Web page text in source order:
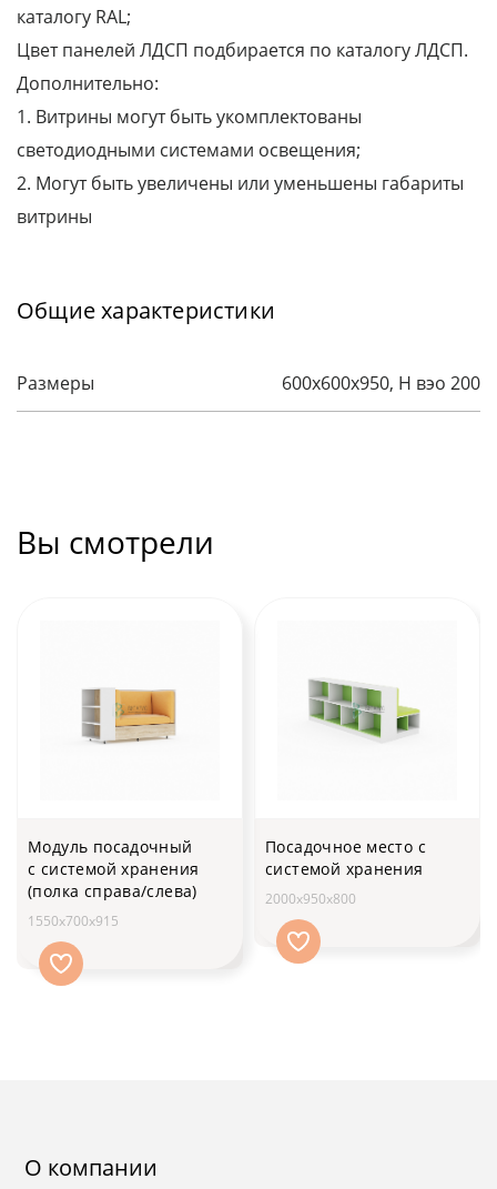
каталогу RAL;
Цвет панелей ЛДСП подбирается по каталогу ЛДСП.
Дополнительно:
1. Витрины могут быть укомплектованы
светодиодными системами освещения;
2. Могут быть увеличены или уменьшены габариты
витрины
Общие характеристики
Размеры 600x600x950, H вэо 200
Вы смотрели
Модуль посадочный
с системой хранения
(полка справа/слева)
1550х700х915
Посадочное место с
системой хранения
2000x950x800
О компании